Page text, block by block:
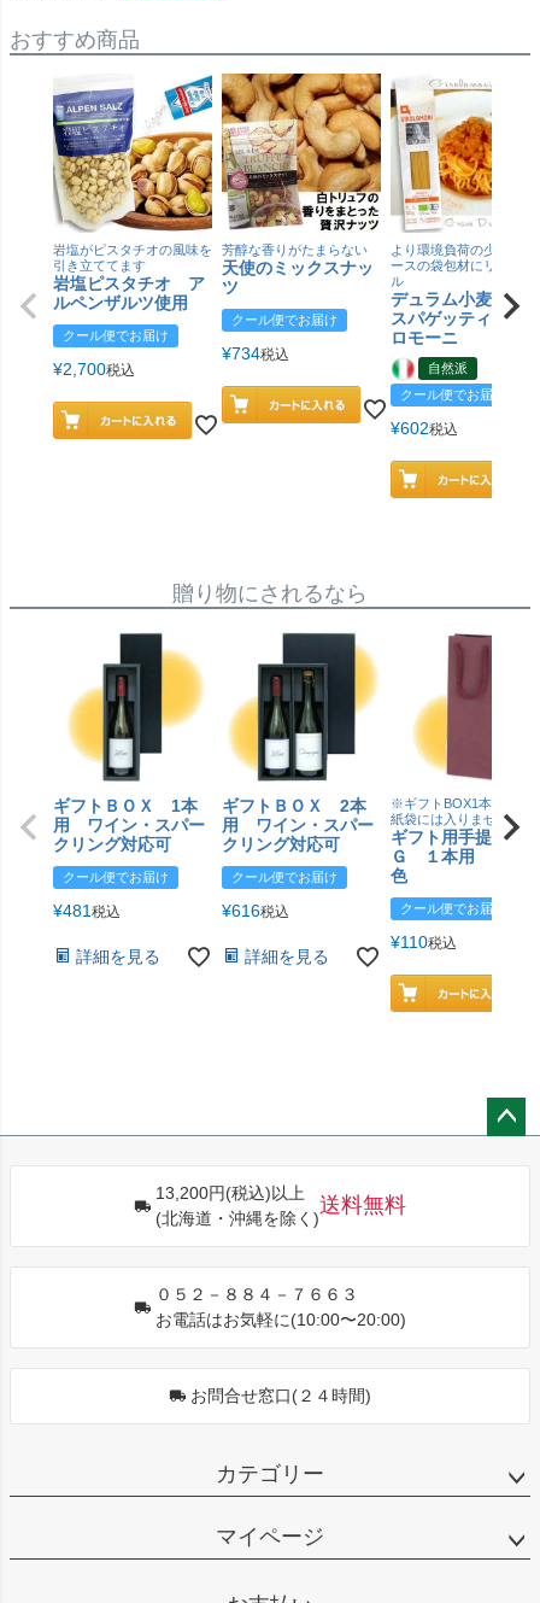
おすすめ商品
岩塩がピスタチオの風味を
引き立ててます
岩塩ピスタチオ ア
ルペンザルツ使用
クール便でお届け
¥2,700税込
芳醇な香りがたまらない
天使のミックスナッ
ツ
クール便でお届け
¥734税込
より環境負荷の少ない紙
ースの袋包材にリニュー
ル
デュラム小麦 有
スパゲッティ／ジ
ロモーニ
自然派
クール便でお届け
¥602税込
贈り物にされるなら
ギフトＢＯＸ 1本
用 ワイン・スパー
クリング対応可
クール便でお届け
¥481 税込
詳細を見る
ギフトＢＯＸ 2本
用 ワイン・スパー
クリング対応可
クール便でお届け
¥616税込
詳細を見る
※ギフトBOX1本用はこ
紙袋には入りません
ギフト用手提げＢ
Ｇ １本用 エン
色
クール便でお届け
¥110税込
13,200円(税込)以上
(北海道・沖縄を除く)
送料無料
０５２－８８４－７６６３
お電話はお気軽に(10:00〜20:00)
お問合せ窓口(２４時間)
カテゴリー
マイページ